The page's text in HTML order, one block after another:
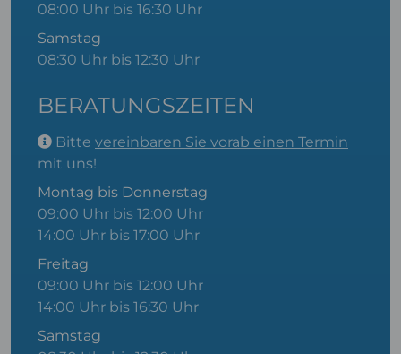
08:00 Uhr bis 16:30 Uhr
Samstag
08:30 Uhr bis 12:30 Uhr
BERATUNGSZEITEN
Bitte vereinbaren Sie vorab einen Termin
mit uns!
Montag bis Donnerstag
09:00 Uhr bis 12:00 Uhr
14:00 Uhr bis 17:00 Uhr
Freitag
09:00 Uhr bis 12:00 Uhr
14:00 Uhr bis 16:30 Uhr
Samstag